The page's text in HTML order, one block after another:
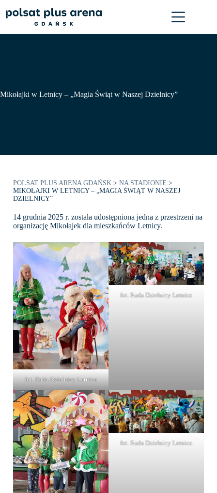
do
treści
Mikołajki w Letnicy – „Magia Świąt w Naszej Dzielnicy”
POLSAT PLUS ARENA GDAŃSK> NA STADIONIE >
MIKOŁAJKI W LETNICY – „MAGIA ŚWIĄT W NASZEJ
DZIELNICY”
14 grudnia 2025 r. została udostępniona jedna z przestrzeni na
organizację Mikołajek dla mieszkańców Letnicy.
fot. Rada Dzielnicy Letnica
fot. Rada Dzielnicy Letnica
fot. Rada Dzielnicy Letnica